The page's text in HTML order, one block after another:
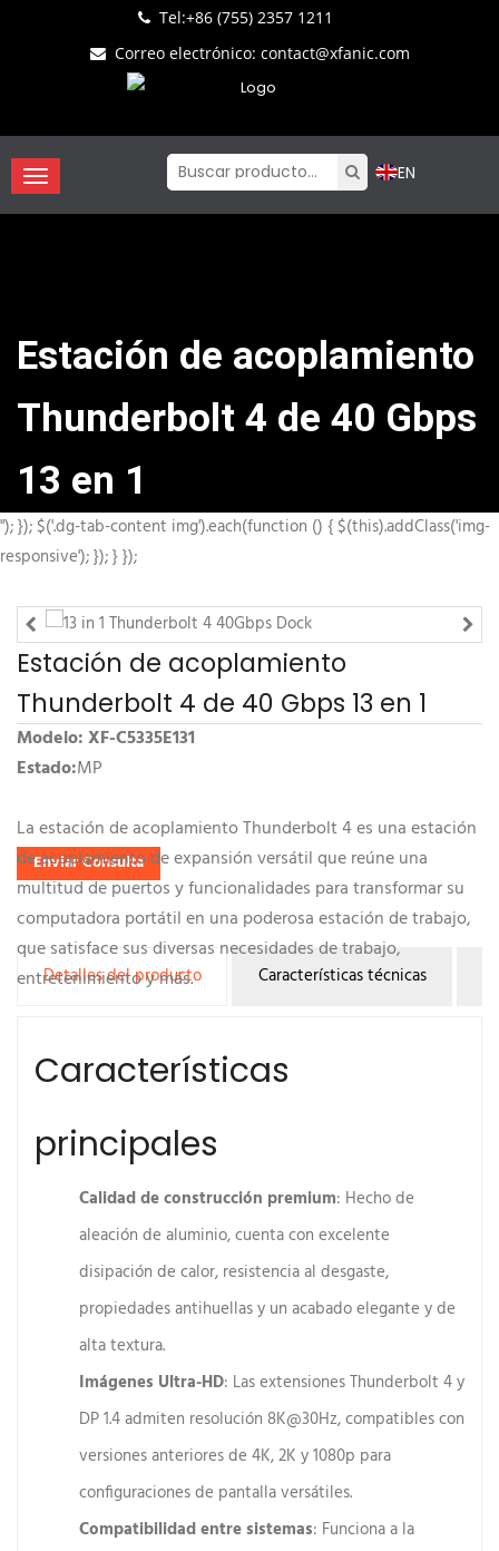
Tel:+86 (755) 2357 1211
Correo electrónico: contact@xfanic.com
EN
Estación de acoplamiento
Thunderbolt 4 de 40 Gbps
13 en 1
"); }); $('.dg-tab-content img').each(function () { $(this).addClass('img-
responsive'); }); } });
Estación de acoplamiento
Thunderbolt 4 de 40 Gbps 13 en 1
Modelo: XF-C5335E131
Estado:MP
La estación de acoplamiento Thunderbolt 4 es una estación
de acoplamiento de expansión versátil que reúne una
multitud de puertos y funcionalidades para transformar su
computadora portátil en una poderosa estación de trabajo,
que satisface sus diversas necesidades de trabajo,
entretenimiento y más.
Enviar Consulta
Detalles del producto Características técnicas
Características
principales
Calidad de construcción premium: Hecho de
aleación de aluminio, cuenta con excelente
disipación de calor, resistencia al desgaste,
propiedades antihuellas y un acabado elegante y de
alta textura.
Imágenes Ultra-HD: Las extensiones Thunderbolt 4 y
DP 1.4 admiten resolución 8K@30Hz, compatibles con
versiones anteriores de 4K, 2K y 1080p para
configuraciones de pantalla versátiles.
Compatibilidad entre sistemas: Funciona a la